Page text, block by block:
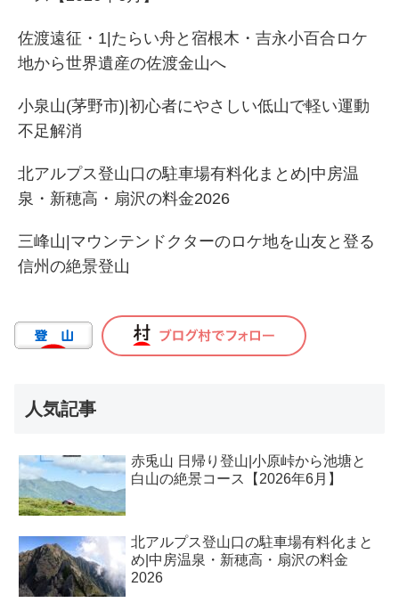
佐渡遠征・1|たらい舟と宿根木・吉永小百合ロケ
地から世界遺産の佐渡金山へ
小泉山(茅野市)|初心者にやさしい低山で軽い運動
不足解消
北アルプス登山口の駐車場有料化まとめ|中房温
泉・新穂高・扇沢の料金2026
三峰山|マウンテンドクターのロケ地を山友と登る
信州の絶景登山
人気記事
赤兎山 日帰り登山|小原峠から池塘と
白山の絶景コース【2026年6月】
北アルプス登山口の駐車場有料化まと
め|中房温泉・新穂高・扇沢の料金
2026